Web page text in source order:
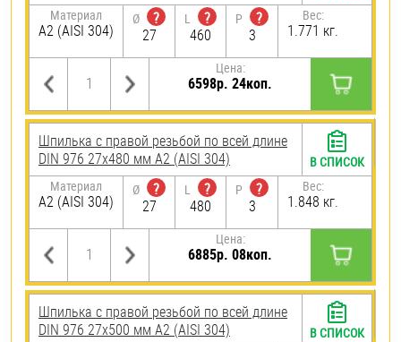
Материал
А2 (AISI 304)
Ø
?
27
L
?
460
P
?
3
Вес:
1.771 кг.
Цена:
6598р. 24коп.
Шпилька с правой резьбой по всей длине
DIN 976 27х480 мм А2 (AISI 304)
Материал
А2 (AISI 304)
Ø
?
27
L
?
480
P
?
3
Вес:
1.848 кг.
Цена:
6885р. 08коп.
В СПИСОК
Шпилька с правой резьбой по всей длине
DIN 976 27х500 мм А2 (AISI 304)
В СПИСОК